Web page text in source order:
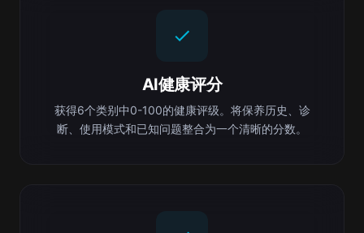
AI健康评分
获得6个类别中0-100的健康评级。将保养历史、诊
断、使用模式和已知问题整合为一个清晰的分数。